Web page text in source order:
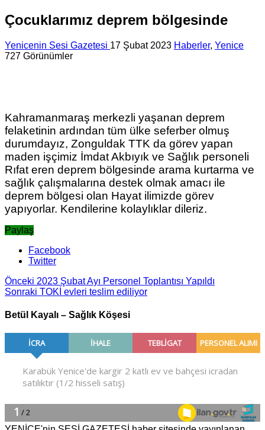
Çocuklarımız deprem bölgesinde
Yenicenin Sesi Gazetesi 17 Şubat 2023 Haberler, Yenice
727 Görünümler
Kahramanmaraş merkezli yaşanan deprem
felaketinin ardından tüm ülke seferber olmuş
durumdayız, Zonguldak TTK da görev yapan
maden işçimiz İmdat Akbıyık ve Sağlık personeli
Rıfat eren deprem bölgesinde arama kurtarma ve
sağlık çalışmalarına destek olmak amacı ile
deprem bölgesi olan Hayat ilimizde görev
yapıyorlar. Kendilerine kolaylıklar dileriz.
Paylaş
Facebook
Twitter
Önceki 2023 Şubat Ayı Personel Toplantısı Yapıldı
Sonraki TOKİ evleri teslim ediliyor
Betül Kayalı – Sağlık Köşesi